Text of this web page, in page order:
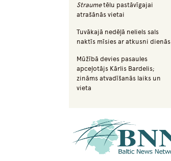
Straumetēlu pastāvīgajai
atrašānās vietai
Tuvākajā nedēļā neliels sals
naktīs mīsies ar atkusni dienās
Mūžībā devies pasaules
apceļotājs Kārlis Bardelis;
zināms atvadīšanās laiks un
vieta